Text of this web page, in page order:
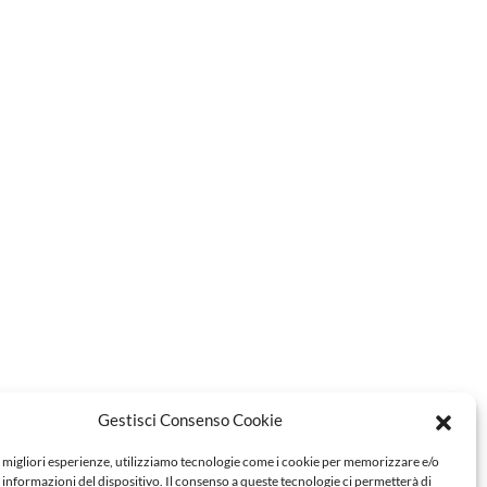
Gestisci Consenso Cookie
esperienze, utilizziamo tecnologie come i cookie per memorizzare e/o
informazioni del dispositivo. Il consenso a queste tecnologie ci permetterà di